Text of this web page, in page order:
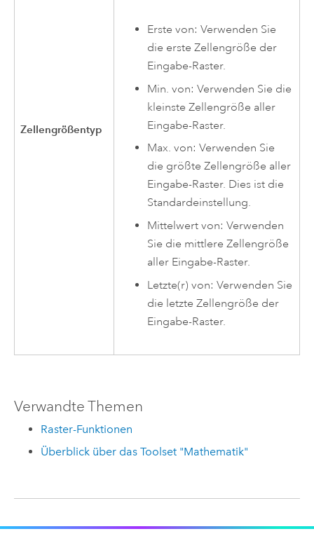
Zellengrößentyp
Erste von: Verwenden Sie
die erste Zellengröße der
Eingabe-Raster.
Min. von: Verwenden Sie die
kleinste Zellengröße aller
Eingabe-Raster.
Max. von: Verwenden Sie
die größte Zellengröße aller
Eingabe-Raster. Dies ist die
Standardeinstellung.
Mittelwert von: Verwenden
Sie die mittlere Zellengröße
aller Eingabe-Raster.
Letzte(r) von: Verwenden Sie
die letzte Zellengröße der
Eingabe-Raster.
Verwandte Themen
Raster-Funktionen
Überblick über das Toolset "Mathematik"